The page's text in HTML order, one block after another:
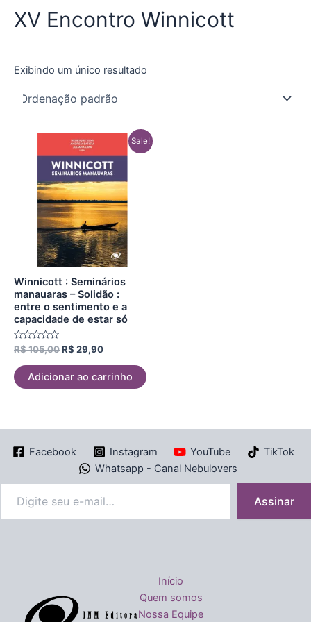
XV Encontro Winnicott
Exibindo um único resultado
Sale!
Winnicott : Seminários
manauaras – Solidão :
entre o sentimento e a
capacidade de estar só
Avaliação
de
5
R$105,00
preço
original
era:
R$ 105,00.
R$ 29,90
atual
é:
R$ 29,90.
Adicionar ao carrinho
Facebook Instagram YouTube
TikTok
Whatsapp - Canal Nebulovers
Assinar
Início
Quem somos
Nossa Equipe